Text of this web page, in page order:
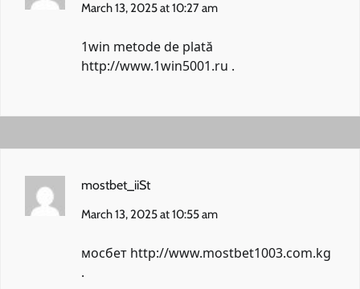
March 13, 2025 at 10:27 am
1win metode de plată
http://www.1win5001.ru .
mostbet_iiSt
March 13, 2025 at 10:55 am
мосбет http://www.mostbet1003.com.kg
.